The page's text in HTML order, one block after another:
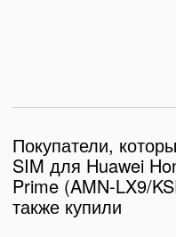
Покупатели,
SIM для Huawei
Prime (AMN-LX9/
также купили